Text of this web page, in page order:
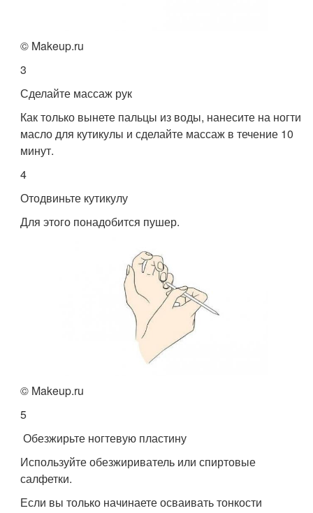
© Makeup.ru
3
Сделайте массаж рук
Как только вынете пальцы из воды, нанесите на ногти
масло для кутикулы и сделайте массаж в течение 10
минут.
4
Отодвиньте кутикулу
Для этого понадобится пушер.
© Makeup.ru
5
Обезжирьте ногтевую пластину
Используйте обезжириватель или спиртовые
салфетки.
Если вы только начинаете осваивать тонкости